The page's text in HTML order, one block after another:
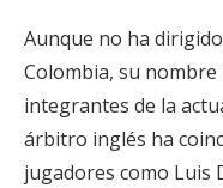
Aunque no ha
Colombia, su
integrantes de la
árbitro inglés ha
jugadores como Luis